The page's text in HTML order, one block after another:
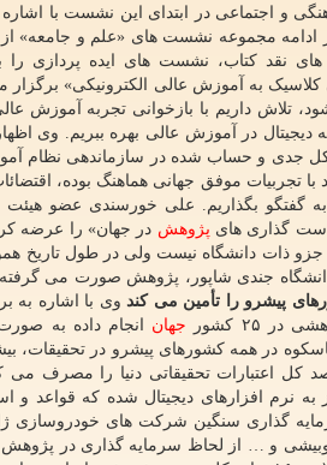
و اجتماعی در ابتدای این نشست با اشاره
ادامه مجموعه نشست های «علم و جامعه» از
نقد کتاب، نشست های ایده پردازی را
به آموزش عالی الکترونیکی»
تلاش داریم با بازخوانی تجربه آموزش
جدی و حساب شده در سازماندهی نظام
با تجربیات موفق جهانی هماهنگ بوده،
گفتگو بگذاریم. علی خورسندی عضو هیئت
گذاری های پژوهش در جهان» را عرضه
ذات دانشگاه نیست ولی در طول تاریخ
جندی شاپور، پژوهش صورت می
پیشرو را تأمین می کندوی با اشاره به
در ۲۵ کشور
جهان انجام داده به
در همه کشورهای پیشرو در تحقیقات،
به نرم افزارهای دیجیتال شده که قواعد
گذاری سنگین شرکت های خودروسازی
و … از لحاظ سرمایه گذاری در پژوهش